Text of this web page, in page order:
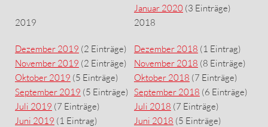
Januar 2020 (3 Einträge)
2019
Dezember 2019 (2 Einträge)
November 2019 (2 Einträge)
Oktober 2019 (5 Einträge)
September 2019 (5 Einträge)
Juli 2019 (7 Einträge)
Juni 2019 (1 Eintrag)
2018
Dezember 2018 (1 Eintrag)
November 2018 (8 Einträge)
Oktober 2018 (7 Einträge)
September 2018 (6 Einträge)
Juli 2018 (7 Einträge)
Juni 2018 (5 Einträge)